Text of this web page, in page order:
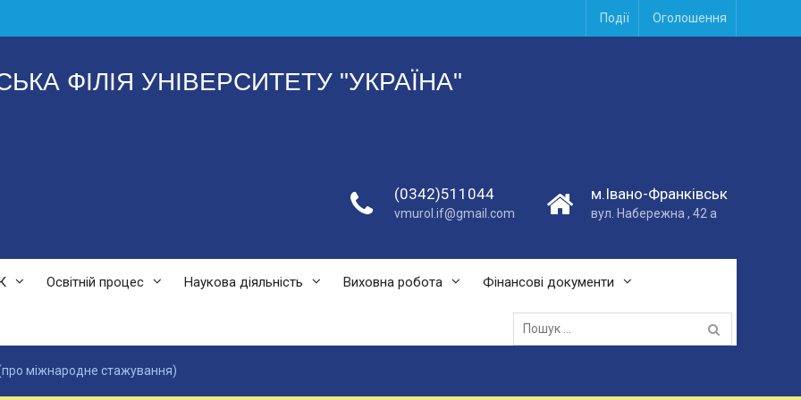
Події Оголошення
ФІЛІЯ УНІВЕРСИТЕТУ "УКРАЇНА"
(0342)511044
vmurol.if@gmail.com
м.Івано-Франківськ
вул. Набережна , 42 а
Освітній процес Наукова діяльність Виховна робота Фінансові документи
Пошук
для:
міжнародне стажування)